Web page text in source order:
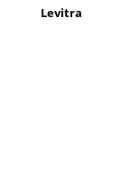
Levitra